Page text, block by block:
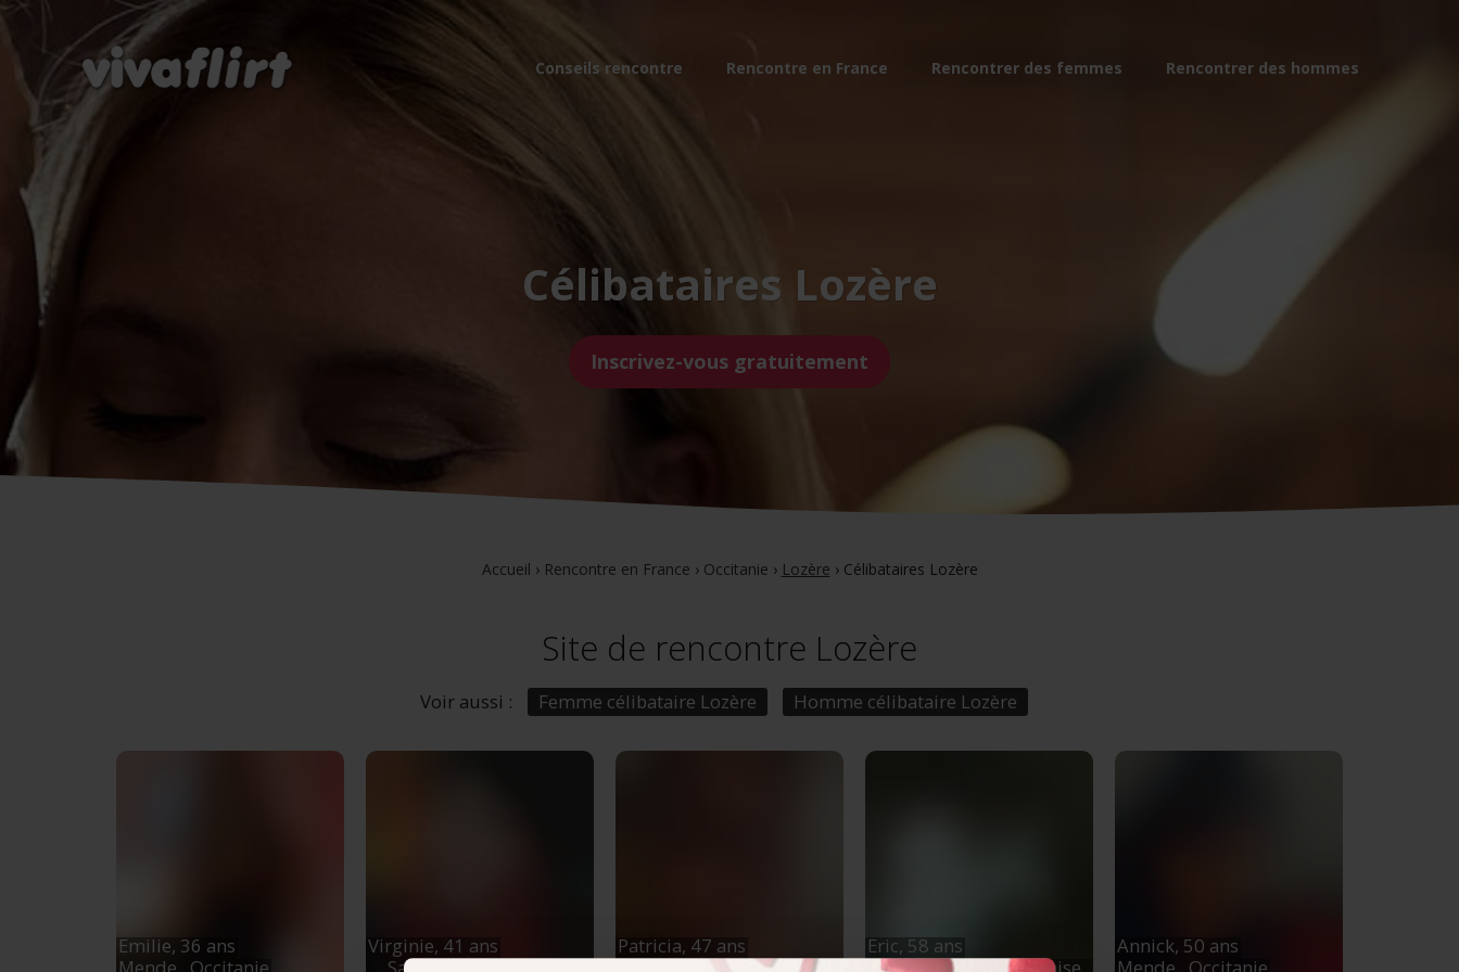
Conseils rencontre Rencontre en France Rencontrer des femmes Rencontrer des hommes
Célibataires Lozère
Inscrivez-vous gratuitement
Accueil › Rencontre en France › Occitanie › Lozère › Célibataires Lozère
Site de rencontre Lozère
Voir aussi : Femme célibataire Lozère Homme célibataire Lozère
Emilie, 36 ans
Mende , Occitanie
Virginie, 41 ans
Saint-Chély-d'Apcher,
Patricia, 47 ans
Saint-Chély-d'Apcher,
Eric, 58 ans
Moissac-Vallée-Française ,
Annick, 50 ans
Mende , Occitanie